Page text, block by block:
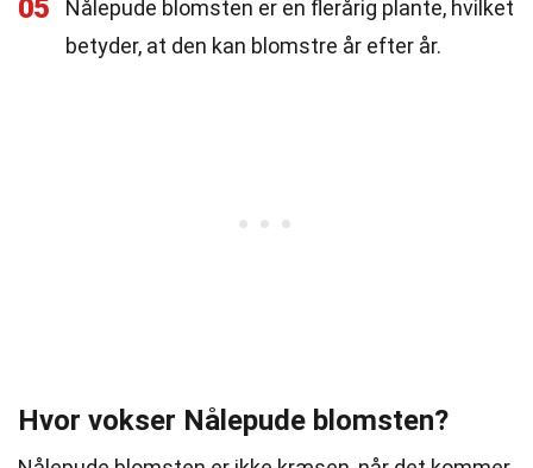
05
Nålepude blomsten er en flerårig plante, hvilket
betyder, at den kan blomstre år efter år.
Hvor vokser Nålepude blomsten?